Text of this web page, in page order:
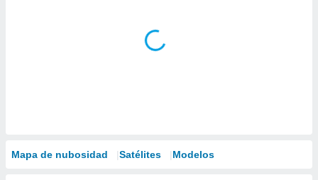
Mapa de nubosidad Satélites Modelos